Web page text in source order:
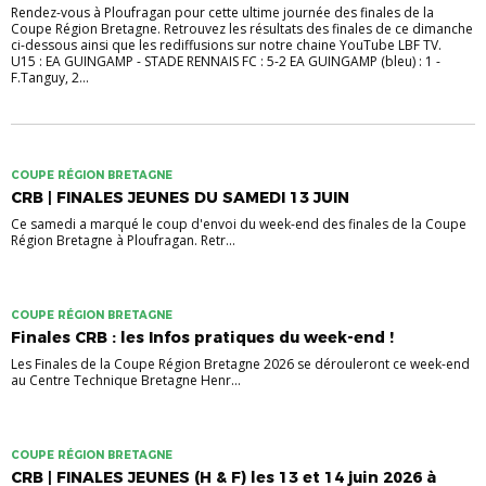
Rendez-vous à Ploufragan pour cette ultime journée des finales de la
Coupe Région Bretagne. Retrouvez les résultats des finales de ce dimanche
ci-dessous ainsi que les rediffusions sur notre chaine YouTube LBF TV.
U15 : EA GUINGAMP - STADE RENNAIS FC : 5-2 EA GUINGAMP (bleu) : 1 -
F.Tanguy, 2...
COUPE RÉGION BRETAGNE
CRB | FINALES JEUNES DU SAMEDI 13 JUIN
Ce samedi a marqué le coup d'envoi du week-end des finales de la Coupe
Région Bretagne à Ploufragan. Retr...
COUPE RÉGION BRETAGNE
Finales CRB : les Infos pratiques du week-end !
Les Finales de la Coupe Région Bretagne 2026 se dérouleront ce week-end
au Centre Technique Bretagne Henr...
COUPE RÉGION BRETAGNE
CRB | FINALES JEUNES (H & F) les 13 et 14 juin 2026 à